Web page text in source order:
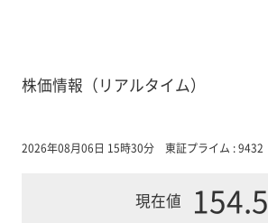
株価情報（リアルタイム）
2026年08月06日 15時30分 東証プライム : 9432
現在値 154.5